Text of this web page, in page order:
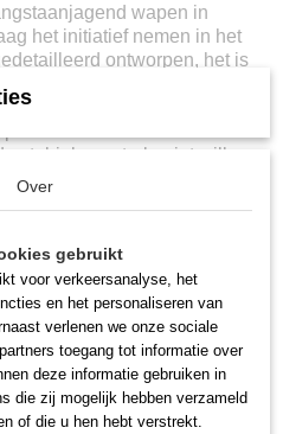
wapen in
het initiatief nemen in het
ontworpen, het is
naar een hoger niveau tilt
Siux Spyder 4 Attack is dan
welke willen domineren
stabiele controle niet willen
je stijl is om aan te vallen, te
racket voor jou gemaakt!
technologieën:
Ontworpen om kracht te
en offensieve lay-ups,
mogelijk is zonder in
stijfheid, stabiliteit en een
Over
gebruikt
voor verkeersanalyse, het
en het personaliseren van
verlenen we onze sociale
toegang tot informatie over
deze informatie gebruiken in
die zij mogelijk hebben verzameld
of die u hen hebt verstrekt.